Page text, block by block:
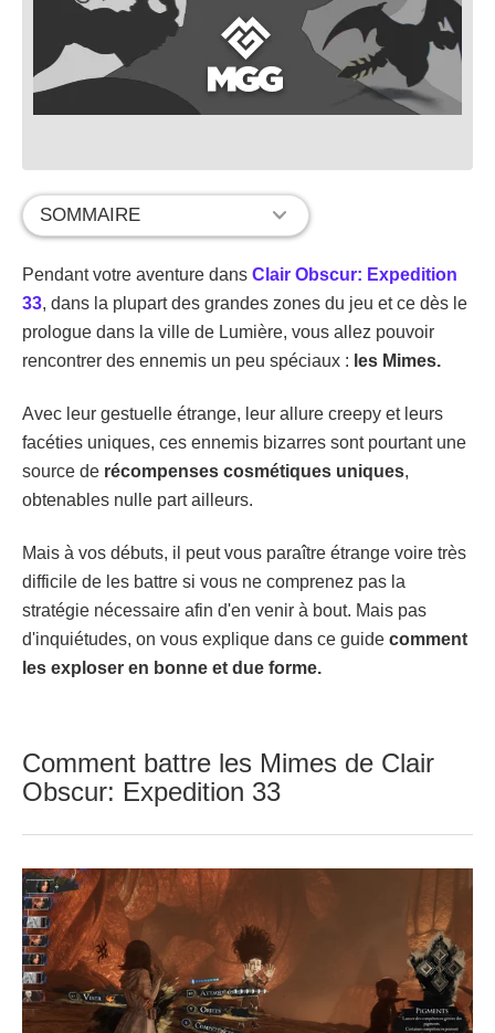
SOMMAIRE
Pendant votre aventure dans Clair Obscur: Expedition
33, dans la plupart des grandes zones du jeu et ce dès le
prologue dans la ville de Lumière, vous allez pouvoir
rencontrer des ennemis un peu spéciaux : les Mimes.
Avec leur gestuelle étrange, leur allure creepy et leurs
facéties uniques, ces ennemis bizarres sont pourtant une
source de récompenses cosmétiques uniques,
obtenables nulle part ailleurs.
Mais à vos débuts, il peut vous paraître étrange voire très
difficile de les battre si vous ne comprenez pas la
stratégie nécessaire afin d'en venir à bout. Mais pas
d'inquiétudes, on vous explique dans ce guide comment
les exploser en bonne et due forme.
Comment battre les Mimes de Clair
Obscur: Expedition 33